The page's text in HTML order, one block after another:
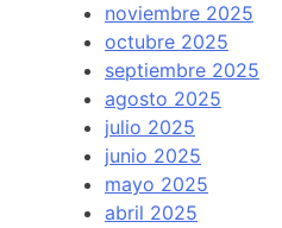
noviembre 2025
octubre 2025
septiembre 2025
agosto 2025
julio 2025
junio 2025
mayo 2025
abril 2025